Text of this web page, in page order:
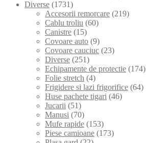
Diverse (1731)
Accesorii remorcare (219)
Cablu troliu (60)
Canistre (15)
Covoare auto (9)
Covoare cauciuc (23)
Diverse (251)
Echipamente de protectie (174)
Folie stretch (4)
Frigidere si lazi frigorifice (64)
Huse pachete tigari (46)
Jucarii (51)
Manusi (70)
Mufe rapide (153)
Piese camioane (173)